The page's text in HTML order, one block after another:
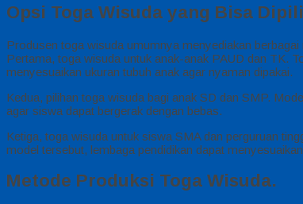
Opsi Toga Wisuda yang Bisa
Produsen toga wisuda umumnya menyediakan
Pertama, toga wisuda untuk anak-anak PAUD dan TK.
menyesuaikan ukuran tubuh anak agar nyaman dipakai.
Kedua, pilihan toga wisuda bagi anak SD dan SMP.
agar siswa dapat bergerak dengan bebas.
Ketiga, toga wisuda untuk siswa SMA dan perguruan
model tersebut, lembaga pendidikan dapat
Metode Produksi Toga Wisuda.